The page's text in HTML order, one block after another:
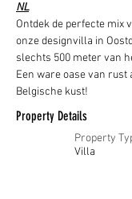
NL
Ontdek de perfecte mix
onze designvilla in
slechts 500 meter van
Een ware oase van rust
Belgische kust!
Property Details
Property
Villa